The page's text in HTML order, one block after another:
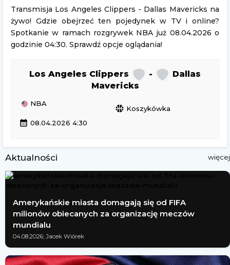
Transmisja Los Angeles Clippers - Dallas Mavericks na
żywo! Gdzie obejrzeć ten pojedynek w TV i online?
Spotkanie w ramach rozgrywek NBA już 08.04.2026 o
godzinie 04:30. Sprawdź opcje oglądania!
Los Angeles Clippers -
Dallas
Mavericks
NBA
sports_basketball Koszykówka
calendar_month 08.04.2026 4:30
Aktualności więcej
Amerykańskie miasta domagają się od FIFA
milionów obiecanych za organizację meczów
mundialu
04.08.2026; Jacek Wiórek